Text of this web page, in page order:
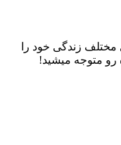
زندگی خود را
رو متوجه میشید!